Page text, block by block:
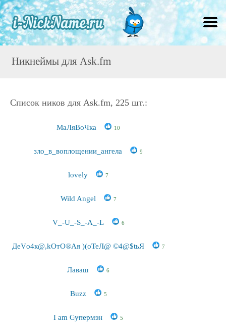
Никнеймы для Ask.fm
Список ников для Ask.fm, 225 шт.:
МаЛяВоЧка 10
зло_в_воплощении_ангела 9
lovely 7
Wild Angel 7
V_-U_-S_-A_-L 6
ДеVо4к@,kOтO®Aя )(оТеЛ@ ©4@$tьЯ 7
Лаваш 6
Buzz 5
I am С̶у̶п̶е̶р̶м̶э̶н 5